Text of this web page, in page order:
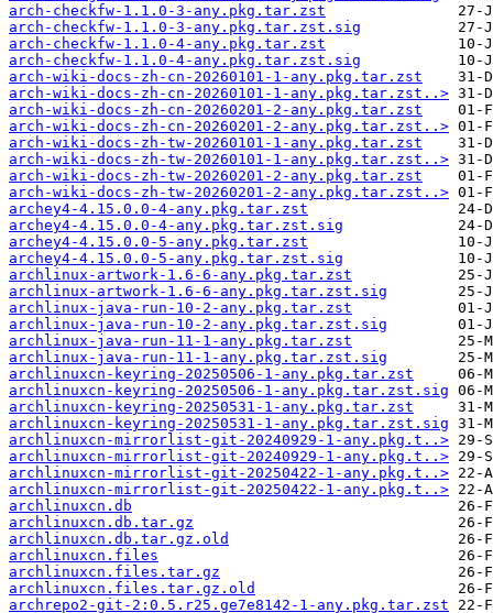
arch-checkfw-1.1.0-3-any.pkg.tar.zst
arch-checkfw-1.1.0-3-any.pkg.tar.zst.sig
arch-checkfw-1.1.0-4-any.pkg.tar.zst
arch-checkfw-1.1.0-4-any.pkg.tar.zst.sig
arch-wiki-docs-zh-cn-20260101-1-any.pkg.tar.zst
arch-wiki-docs-zh-cn-20260101-1-any.pkg.tar.zst..>
arch-wiki-docs-zh-cn-20260201-2-any.pkg.tar.zst
arch-wiki-docs-zh-cn-20260201-2-any.pkg.tar.zst..>
arch-wiki-docs-zh-tw-20260101-1-any.pkg.tar.zst
arch-wiki-docs-zh-tw-20260101-1-any.pkg.tar.zst..>
arch-wiki-docs-zh-tw-20260201-2-any.pkg.tar.zst
arch-wiki-docs-zh-tw-20260201-2-any.pkg.tar.zst..>
archey4-4.15.0.0-4-any.pkg.tar.zst
archey4-4.15.0.0-4-any.pkg.tar.zst.sig
archey4-4.15.0.0-5-any.pkg.tar.zst
archey4-4.15.0.0-5-any.pkg.tar.zst.sig
archlinux-artwork-1.6-6-any.pkg.tar.zst
archlinux-artwork-1.6-6-any.pkg.tar.zst.sig
archlinux-java-run-10-2-any.pkg.tar.zst
archlinux-java-run-10-2-any.pkg.tar.zst.sig
archlinux-java-run-11-1-any.pkg.tar.zst
archlinux-java-run-11-1-any.pkg.tar.zst.sig
archlinuxcn-keyring-20250506-1-any.pkg.tar.zst
archlinuxcn-keyring-20250506-1-any.pkg.tar.zst.sig
archlinuxcn-keyring-20250531-1-any.pkg.tar.zst
archlinuxcn-keyring-20250531-1-any.pkg.tar.zst.sig
archlinuxcn-mirrorlist-git-20240929-1-any.pkg.t..>
archlinuxcn-mirrorlist-git-20240929-1-any.pkg.t..>
archlinuxcn-mirrorlist-git-20250422-1-any.pkg.t..>
archlinuxcn-mirrorlist-git-20250422-1-any.pkg.t..>
archlinuxcn.db
archlinuxcn.db.tar.gz
archlinuxcn.db.tar.gz.old
archlinuxcn.files
archlinuxcn.files.tar.gz
archlinuxcn.files.tar.gz.old
archrepo2-git-2:0.5.r25.ge7e8142-1-any.pkg.tar.zst